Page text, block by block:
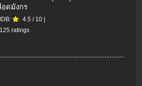
อดมังกร
4.5 / 10
ratings